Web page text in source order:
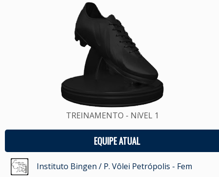
TREINAMENTO - NíVEL 1
EQUIPE ATUAL
Instituto Bingen / P. Vôlei Petrópolis - Fem